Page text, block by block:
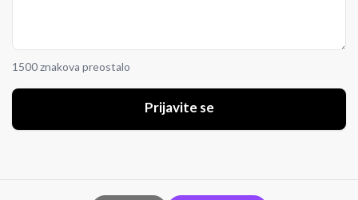
1500 znakova preostalo
Prijavite se